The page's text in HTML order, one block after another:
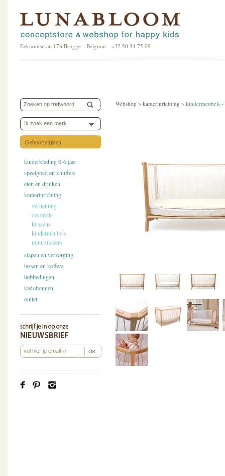
Eekhoutstraat 17b Brugge Belgium +32 50 34 75 09
Ik zoek een merk
Geboortelijsten
kinderkleding 0-6 jaar
speelgoed en knuffels
eten en drinken
kamerinrichting
verlichting
decoratie
kussens
kindermeubels
muurstickers
slapen en verzorging
tassen en koffers
hebbedingen
kadobonnen
outlet
Webshop > kamerinrichting > kindermeubels -